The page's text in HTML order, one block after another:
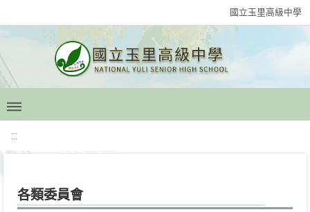
國立玉里高級中學
:::
各類委員會